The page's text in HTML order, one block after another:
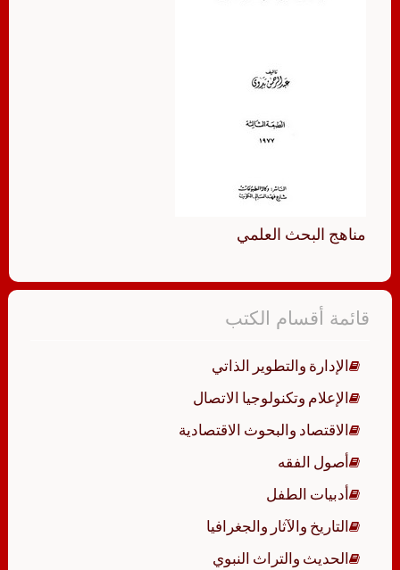
مناهج البحث العلمي
قائمة أقسام الكتب
الإدارة والتطوير الذاتي
الإعلام وتكنولوجيا الاتصال
الاقتصاد والبحوث الاقتصادية
أصول الفقه
أدبيات الطفل
التاريخ والآثار والجغرافيا
الحديث والتراث النبوي